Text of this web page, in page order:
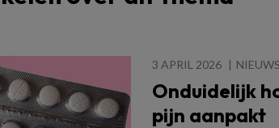
3 APRIL 2026 NIEUWS
Onduidelijk
pijn aanpakt